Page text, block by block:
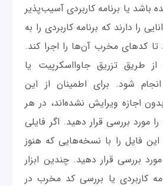
باشد یا برنامه کاربردی آسیب‌پذیر
را دارند که برنامه کاربردی را به
تا کدهای مخرب آن‌ها را اجرا کند.
از طریق تزریق جاوااسکرپیت یا
شود. برای اطمینان از این
اجازه ویرایش نشده‌اند، در هر
مورد بررسی قرار دهید. اگر فایلی
فایل را با نسخه‌هایی که هنوز
مورد بررسی قرار دهید. چندین ابزار
کاربردی یا بررسی کد مخرب در